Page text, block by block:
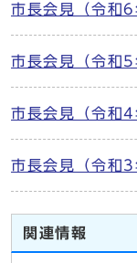
市長会見（令和6
市長会見（令和5
市長会見（令和4
市長会見（令和3
関連情報